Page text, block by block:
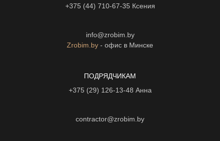
+375 (44) 710-67-35 Ксения
info@zrobim.by
Zrobim.by - офис в Минске
ПОДРЯДЧИКАМ
+375 (29) 126-13-48 Анна
contractor@zrobim.by